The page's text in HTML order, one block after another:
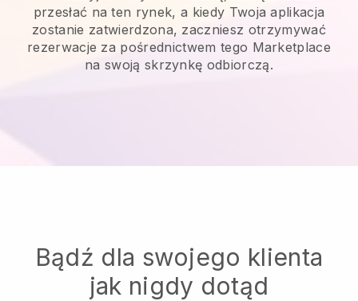
przesłać na ten rynek, a kiedy Twoja aplikacja
zostanie zatwierdzona, zaczniesz otrzymywać
rezerwacje za pośrednictwem tego Marketplace
na swoją skrzynkę odbiorczą.
Bądź dla swojego klienta
jak nigdy dotąd